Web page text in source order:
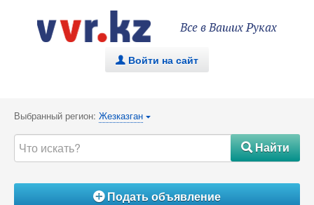
Все в Ваших Руках
. Войти на сайт
Выбранный регион: Жезказган {
#Найти
ÁПодать объявление